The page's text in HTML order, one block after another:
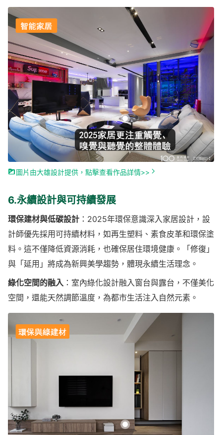
圖片由大雄設計提供，點擊查看作品詳情>>
6.永續設計與可持續發展
環保建材與低碳設計 ：2025年環保意識深入家居設計，設
計師優先採用可持續材料，如再生塑料、素食皮革和環保塗
料。這不僅降低資源消耗，也確保居住環境健康。「修復」
與「延用」將成為新興美學趨勢，體現永續生活理念。
綠化空間的融入 ：室內綠化設計融入窗台與露台，不僅美化
空間，還能天然調節溫度，為都市生活注入自然元素。